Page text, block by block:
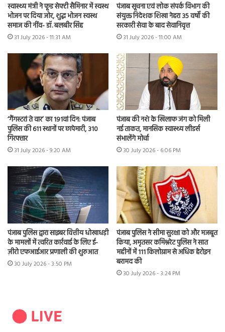
स्वास्थ्य मंत्री ने फूड सेफ्टी सैमिनार में स्वस्थ
भोजन पर दिया जोर, शुद्ध भोजन स्वस्थ
समाज की नींव- डॉ. बलबीर सिंह
31 July 2026 - 11:31 AM
पंजाब सूचना एवं लोक संपर्क विभाग की
संयुक्त निदेशक शिखा नेहरा 35 वर्षों की
सरकारी सेवा के बाद सेवानिवृत्त
31 July 2026 - 11:00 AM
‘गैंगस्टरां ते वार’ का 191वां दिन: पंजाब
पुलिस की 611 स्थानों पर छापेमारी, 310
गिरफ्तार
31 July 2026 - 9:20 AM
पंजाब की नशे के खिलाफ जंग को मिली
नई ताकत, मानसिक स्वास्थ्य लीडर्स
संभालेंगे मोर्चा
30 July 2026 - 6:06 PM
पंजाब पुलिस द्वारा साइबर वित्तीय धोखाधड़ी
के मामलों में त्वरित कार्रवाई के लिए ई-
ज़ीरो एफआईआर प्रणाली की शुरुआत
30 July 2026 - 3:50 PM
पंजाब पुलिस ने सीमा सुरक्षा को और मजबूत
किया, अमृतसर कमिश्नरेट पुलिस ने सात
महीनों में 111 किलोग्राम से अधिक हेरोइन
बरामद की
30 July 2026 - 3:24 PM